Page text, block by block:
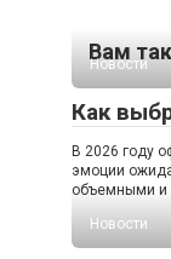
Вам
Новости
Как
В 2026 году
эмоции
объемными и
Новости